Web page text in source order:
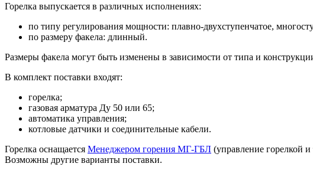
Горелка выпускается в различных исполнениях:
по типу регулирования мощности: плавно-двухступенчатое,
по размеру факела: длинный.
Размеры факела могут быть изменены в зависимости от типа и
В комплект поставки входят:
горелка;
газовая арматура Ду 50 или 65;
автоматика управления;
котловые датчики и соединительные кабели.
Горелка оснащается Менеджером горения МГ-ГБЛ (управление горелкой
Возможны другие варианты поставки.